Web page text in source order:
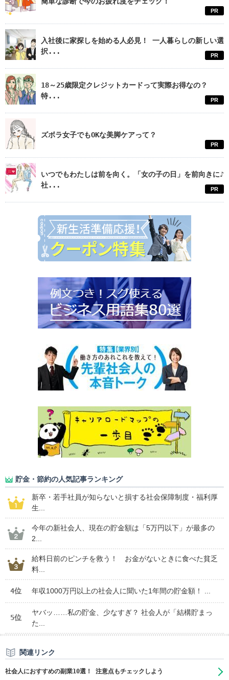
PR
入社後に家探しを始める人必見！ 一人暮らしの新しい選
択...
PR
18～25歳限定クレジットカードって実際お得なの？
特...
PR
ズボラ女子でもOKな美脚ケアって？
PR
いつでもわたしは前を向く。「女の子の日」を前向きに♪
社...
PR
貯金・節約の人気記事ランキング
新卒・若手社員が知らないと損する社会保障制度・福利厚
生...
今年の新社会人、現在の貯金額は「5万円以下」が最多の
2...
給料日前のピンチを救う！ お金がないときに食べた貧乏
料...
4位 年収1000万円以上の社会人に聞いた1年間の貯金額！ ...
5位
ヤバッ……私の貯金、少なすぎ？ 社会人が「結構貯まっ
た...
関連リンク
社会人におすすめの副業10選！ 注意点もチェックしよう